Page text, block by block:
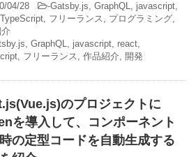
04/28 -Gatsby.js, GraphQL, javascript,
TypeScript, フリーランス, プログラミング,
, GraphQL, javascript, react,
, フリーランス, 作品紹介, 開発
のプロジェクトに
を導入して、コンポーネント
の定型コードを自動生成する